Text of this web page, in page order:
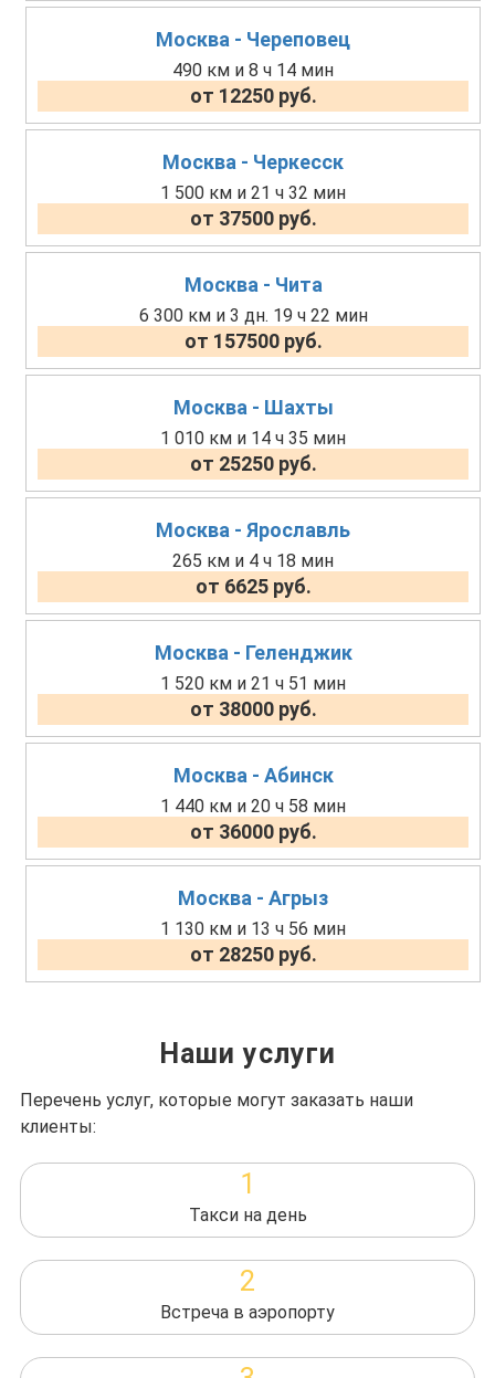
Москва - Череповец
490 км и 8 ч 14 мин
от 12250 руб.
Москва - Черкесск
1 500 км и 21 ч 32 мин
от 37500 руб.
Москва - Чита
6 300 км и 3 дн. 19 ч 22 мин
от 157500 руб.
Москва - Шахты
1 010 км и 14 ч 35 мин
от 25250 руб.
Москва - Ярославль
265 км и 4 ч 18 мин
от 6625 руб.
Москва - Геленджик
1 520 км и 21 ч 51 мин
от 38000 руб.
Москва - Абинск
1 440 км и 20 ч 58 мин
от 36000 руб.
Москва - Агрыз
1 130 км и 13 ч 56 мин
от 28250 руб.
Наши услуги
Перечень услуг, которые могут заказать наши
клиенты:
1
Такси на день
2
Встреча в аэропорту